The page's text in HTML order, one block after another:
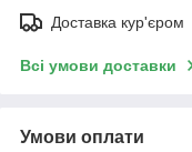
Доставка кур'єром
Всі умови доставки
Умови оплати